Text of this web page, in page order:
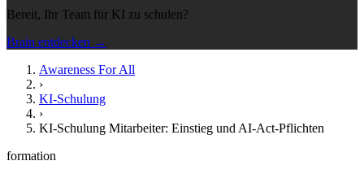
Bereit, Ihr Team für KI zu schulen?
Brain entdecken →
Awareness For All
›
KI-Schulung
›
KI-Schulung Mitarbeiter: Einstieg und AI-Act-Pflichten
formation